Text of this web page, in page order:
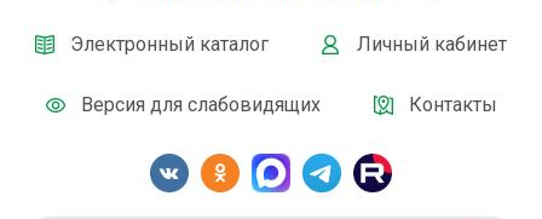
Электронный каталог Личный кабинет
Версия для слабовидящих Контакты